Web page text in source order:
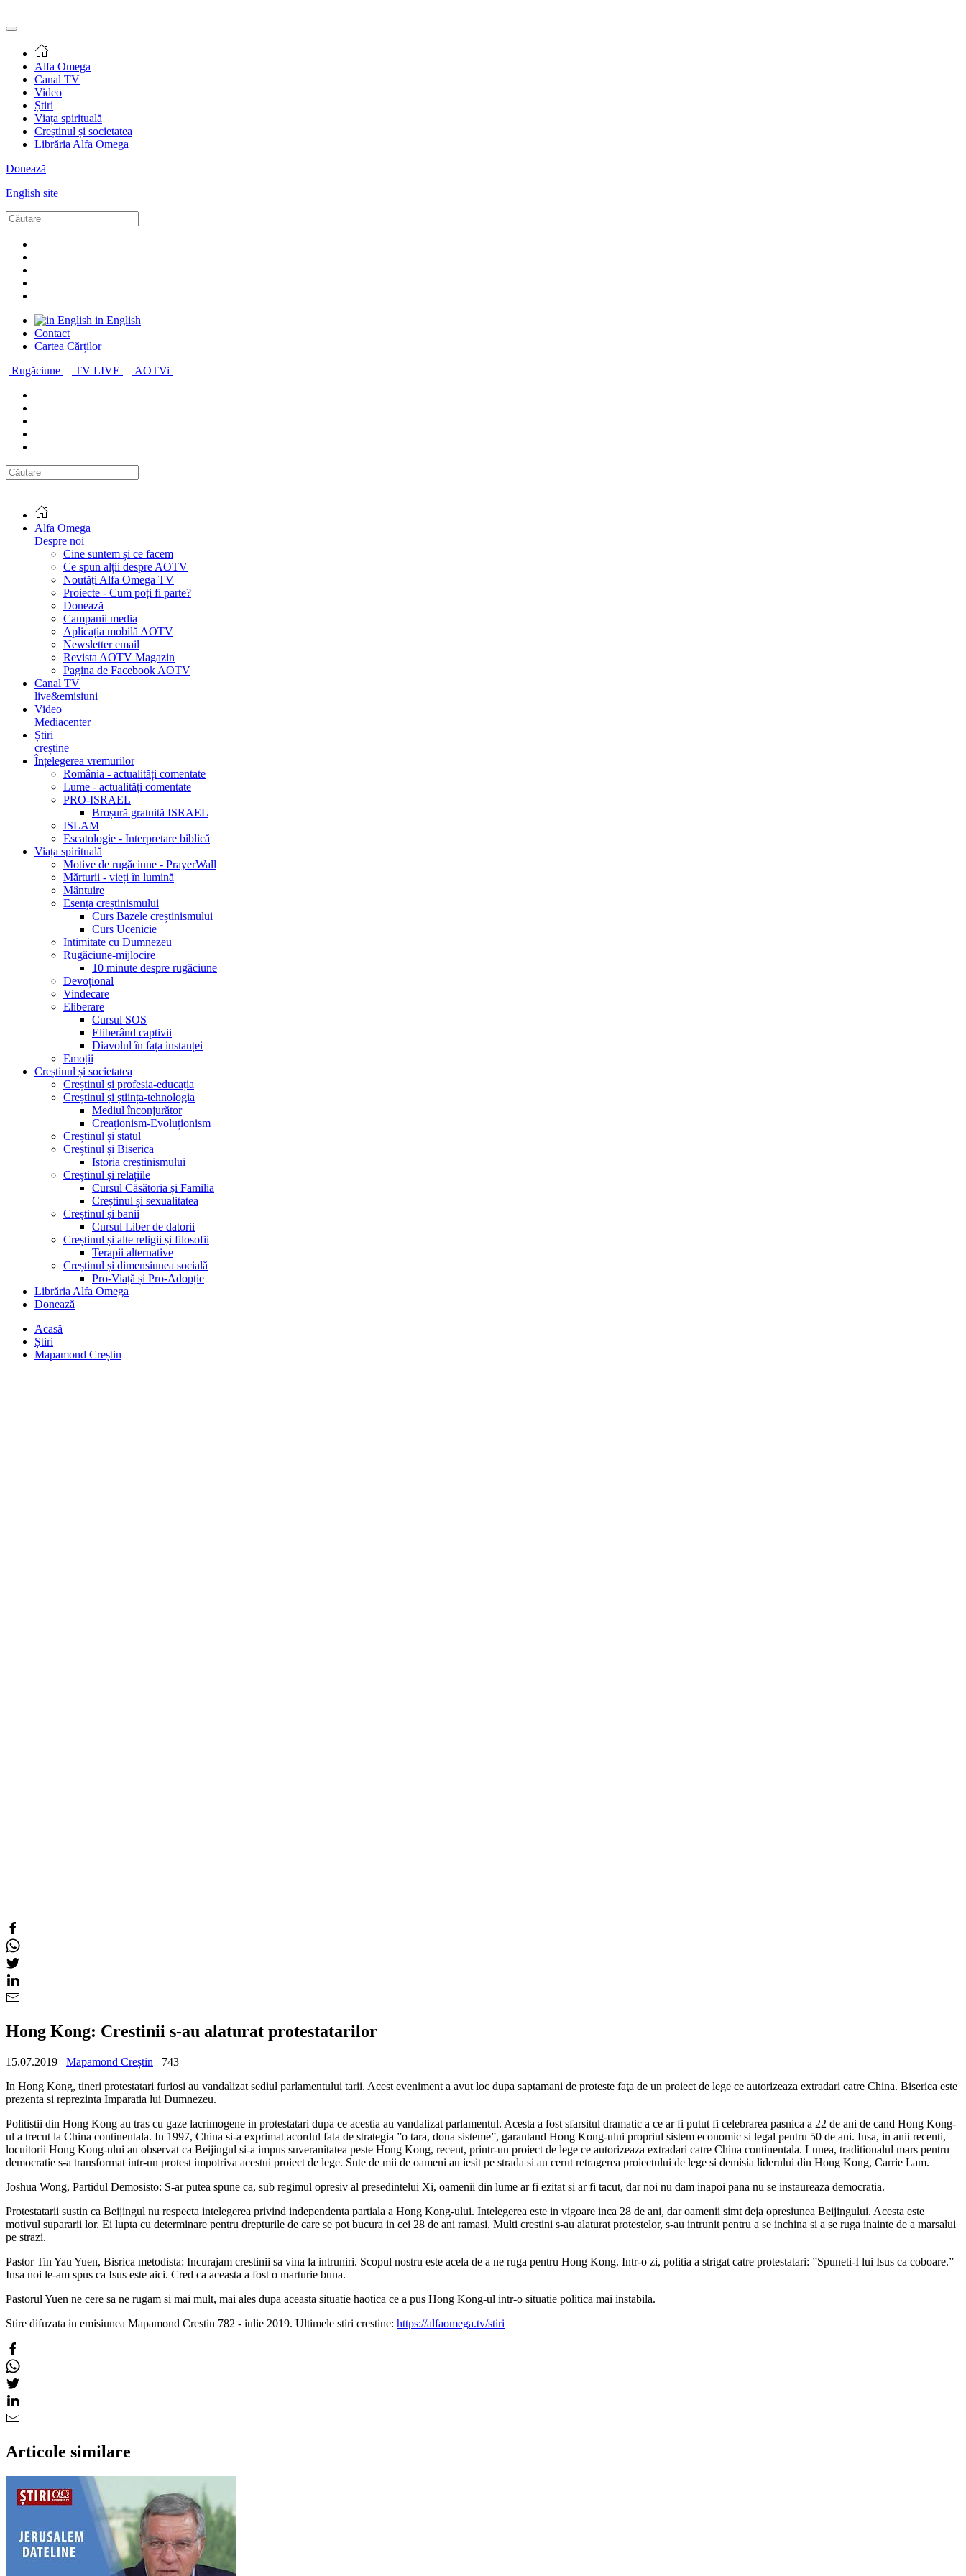
Alfa Omega
Canal TV
Video
Știri
Viața spirituală
Creștinul și societatea
Librăria Alfa Omega
Donează
English site
in English
Contact
Cartea Cărților
Rugăciune
TV LIVE AOTVi
Alfa Omega
Despre noi
Cine suntem și ce facem
Ce spun alții despre AOTV
Noutăți Alfa Omega TV
Proiecte - Cum poți fi parte?
Donează
Campanii media
Aplicația mobilă AOTV
Newsletter email
Revista AOTV Magazin
Pagina de Facebook AOTV
Canal TV
live&emisiuni
Video
Mediacenter
Știri
creștine
Înțelegerea vremurilor
România - actualități comentate
Lume - actualități comentate
PRO-ISRAEL
Broșură gratuită ISRAEL
ISLAM
Escatologie - Interpretare biblică
Viața spirituală
Motive de rugăciune - PrayerWall
Mărturii - vieți în lumină
Mântuire
Esența creștinismului
Curs Bazele creștinismului
Curs Ucenicie
Intimitate cu Dumnezeu
Rugăciune-mijlocire
10 minute despre rugăciune
Devoțional
Vindecare
Eliberare
Cursul SOS
Eliberând captivii
Diavolul în fața instanței
Emoții
Creștinul și societatea
Creștinul și profesia-educația
Creștinul și știința-tehnologia
Mediul înconjurător
Creaționism-Evoluționism
Creștinul și statul
Creștinul și Biserica
Istoria creștinismului
Creștinul și relațiile
Cursul Căsătoria și Familia
Creștinul și sexualitatea
Creștinul și banii
Cursul Liber de datorii
Creștinul și alte religii și filosofii
Terapii alternative
Creștinul și dimensiunea socială
Pro-Viață și Pro-Adopție
Librăria Alfa Omega
Donează
Acasă
Știri
Mapamond Creștin
Hong Kong: Crestinii s-au alaturat protestatarilor
15.07.2019 Mapamond Creștin
743
In Hong Kong, tineri protestatari furiosi au vandalizat sediul parlamentului tarii. Acest eveniment a avut loc dupa saptamani de proteste faţa de un proiect de lege ce autorizeaza extradari catre China. Biserica este
prezenta si reprezinta Imparatia lui Dumnezeu.
Politistii din Hong Kong au tras cu gaze lacrimogene in protestatari dupa ce acestia au vandalizat parlamentul. Acesta a fost sfarsitul dramatic a ce ar fi putut fi celebrarea pasnica a 22 de ani de cand Hong Kong-
ul a trecut la China continentala. In 1997, China si-a exprimat acordul fata de strategia ”o tara, doua sisteme”, garantand Hong Kong-ului propriul sistem economic si legal pentru 50 de ani. Insa, in anii recenti,
locuitorii Hong Kong-ului au observat ca Beijingul si-a impus suveranitatea peste Hong Kong, recent, printr-un proiect de lege ce autorizeaza extradari catre China continentala. Lunea, traditionalul mars pentru
democratie s-a transformat intr-un protest impotriva acestui proiect de lege. Sute de mii de oameni au iesit pe strada si au cerut retragerea proiectului de lege si demisia liderului din Hong Kong, Carrie Lam.
Joshua Wong, Partidul Demosisto: S-ar putea spune ca, sub regimul opresiv al presedintelui Xi, oamenii din lume ar fi ezitat si ar fi tacut, dar noi nu dam inapoi pana nu se instaureaza democratia.
Protestatarii sustin ca Beijingul nu respecta intelegerea privind independenta partiala a Hong Kong-ului. Intelegerea este in vigoare inca 28 de ani, dar oamenii simt deja opresiunea Beijingului. Acesta este
motivul supararii lor. Ei lupta cu determinare pentru drepturile de care se pot bucura in cei 28 de ani ramasi. Multi crestini s-au alaturat protestelor, s-au intrunit pentru a se inchina si a se ruga inainte de a marsalui
pe strazi.
Pastor Tin Yau Yuen, Bisrica metodista: Incurajam crestinii sa vina la intruniri. Scopul nostru este acela de a ne ruga pentru Hong Kong. Intr-o zi, politia a strigat catre protestatari: ”Spuneti-I lui Isus ca coboare.”
Insa noi le-am spus ca Isus este aici. Cred ca aceasta a fost o marturie buna.
Pastorul Yuen ne cere sa ne rugam si mai mult, mai ales dupa aceasta situatie haotica ce a pus Hong Kong-ul intr-o situatie politica mai instabila.
Stire difuzata in emisiunea Mapamond Crestin 782 - iulie 2019. Ultimele stiri crestine: https://alfaomega.tv/stiri
Articole similare